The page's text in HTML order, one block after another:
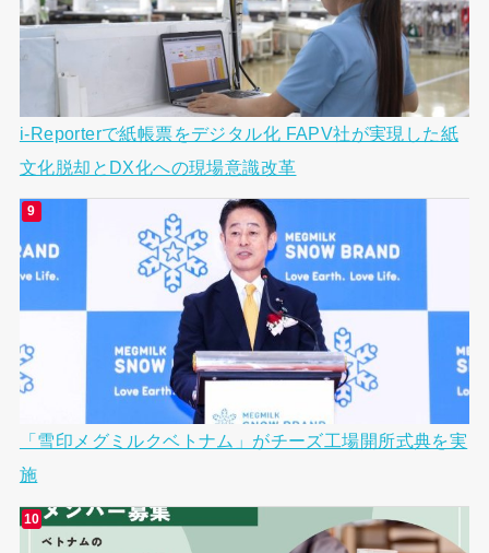
i-Reporterで紙帳票をデジタル化 FAPV社が実現した紙
文化脱却とDX化への現場意識改革
「雪印メグミルクベトナム」がチーズ工場開所式典を実
施